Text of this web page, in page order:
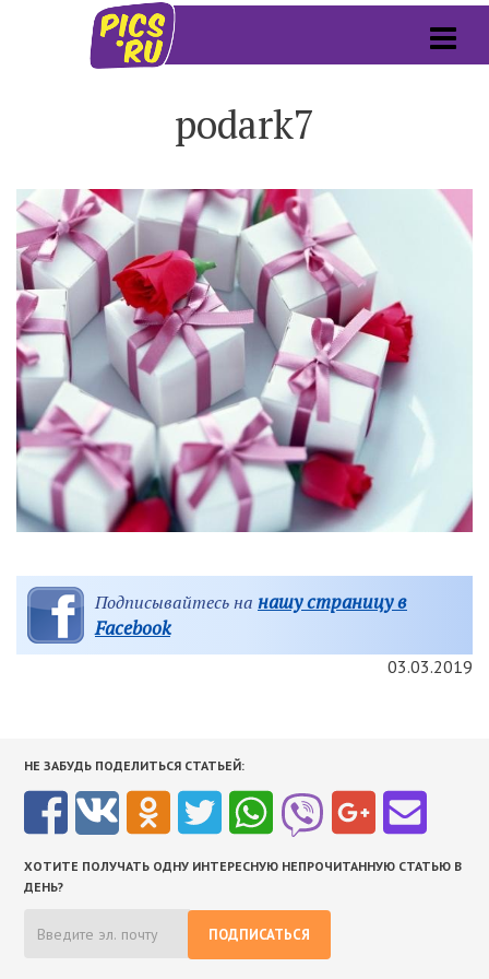
podark7
Подписывайтесь на нашу страницу в
Facebook
03.03.2019
НЕ ЗАБУДЬ ПОДЕЛИТЬСЯ СТАТЬЕЙ:
ХОТИТЕ ПОЛУЧАТЬ ОДНУ ИНТЕРЕСНУЮ НЕПРОЧИТАННУЮ СТАТЬЮ В
ДЕНЬ?
ПОДПИСАТЬСЯ